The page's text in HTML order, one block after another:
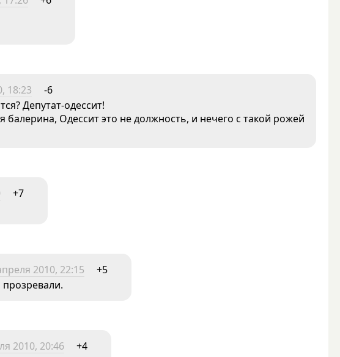
18:23
-6
Депутат-одессит!
балерина, Одессит это не должность, и нечего с такой рожей
+7
2010, 22:15
+5
прозревали.
2010, 20:46
+4